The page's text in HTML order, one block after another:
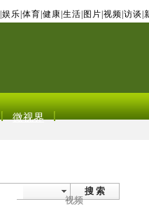
娱乐 体育 健康 生活 图片 视频 访谈
微视界
搜 索
视频